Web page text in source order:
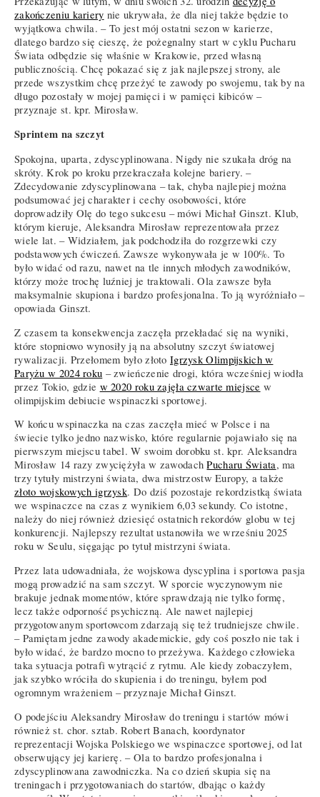
zakończeniu kariery nie ukrywała, że dla niej także będzie to
wyjątkowa chwila. – To jest mój ostatni sezon w karierze,
dlatego bardzo się cieszę, że pożegnalny start w cyklu Pucharu
Świata odbędzie się właśnie w Krakowie, przed własną
publicznością. Chcę pokazać się z jak najlepszej strony, ale
przede wszystkim chcę przeżyć te zawody po swojemu, tak by na
długo pozostały w mojej pamięci i w pamięci kibiców –
przyznaje st. kpr. Mirosław.
Sprintem na szczyt
Spokojna, uparta, zdyscyplinowana. Nigdy nie szukała dróg na
skróty. Krok po kroku przekraczała kolejne bariery. –
Zdecydowanie zdyscyplinowana – tak, chyba najlepiej można
podsumować jej charakter i cechy osobowości, które
doprowadziły Olę do tego sukcesu – mówi Michał Ginszt. Klub,
którym kieruje, Aleksandra Mirosław reprezentowała przez
wiele lat. – Widziałem, jak podchodziła do rozgrzewki czy
podstawowych ćwiczeń. Zawsze wykonywała je w 100%. To
było widać od razu, nawet na tle innych młodych zawodników,
którzy może trochę luźniej je traktowali. Ola zawsze była
maksymalnie skupiona i bardzo profesjonalna. To ją wyróżniało –
opowiada Ginszt.
Z czasem ta konsekwencja zaczęła przekładać się na wyniki,
które stopniowo wynosiły ją na absolutny szczyt światowej
rywalizacji. Przełomem było złoto Igrzysk Olimpijskich w
Paryżu w 2024 roku – zwieńczenie drogi, która wcześniej wiodła
przez Tokio, gdzie w 2020 roku zajęła czwarte miejsce w
olimpijskim debiucie wspinaczki sportowej.
W końcu wspinaczka na czas zaczęła mieć w Polsce i na
świecie tylko jedno nazwisko, które regularnie pojawiało się na
pierwszym miejscu tabel. W swoim dorobku st. kpr. Aleksandra
Mirosław 14 razy zwyciężyła w zawodachPucharu Świata, ma
trzy tytuły mistrzyni świata, dwa mistrzostw Europy, a także
złoto wojskowych igrzysk. Do dziś pozostaje rekordzistką świata
we wspinaczce na czas z wynikiem 6,03 sekundy. Co istotne,
należy do niej również dziesięć ostatnich rekordów globu w tej
konkurencji. Najlepszy rezultat ustanowiła we wrześniu 2025
roku w Seulu, sięgając po tytuł mistrzyni świata.
Przez lata udowadniała, że wojskowa dyscyplina i sportowa pasja
mogą prowadzić na sam szczyt. W sporcie wyczynowym nie
brakuje jednak momentów, które sprawdzają nie tylko formę,
lecz także odporność psychiczną. Ale nawet najlepiej
przygotowanym sportowcom zdarzają się też trudniejsze chwile.
– Pamiętam jedne zawody akademickie, gdy coś poszło nie tak i
było widać, że bardzo mocno to przeżywa. Każdego człowieka
taka sytuacja potrafi wytrącić z rytmu. Ale kiedy zobaczyłem,
jak szybko wróciła do skupienia i do treningu, byłem pod
ogromnym wrażeniem – przyznaje Michał Ginszt.
O podejściu Aleksandry Mirosław do treningu i startów mówi
również st. chor. sztab. Robert Banach, koordynator
reprezentacji Wojska Polskiego we wspinaczce sportowej, od lat
obserwujący jej karierę. – Ola to bardzo profesjonalna i
zdyscyplinowana zawodniczka. Na co dzień skupia się na
treningach i przygotowaniach do startów, dbając o każdy